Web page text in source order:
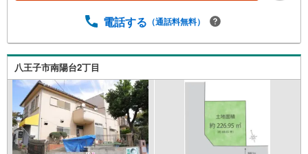
各種ご相談も承っております。○住宅ローンのご相談○ライ
客様へ経験豊富なスタッフが親身になってお客様に合った
物件をご紹介させて頂きます！ /他社様掲載物件も併せてご
紹介可能ですのでお気軽にお問い合わせ下さい♪駐車場も
ございますので、お車でのお越しも大歓迎です！
電話する （通話料無料）
八王子市南陽台2丁目